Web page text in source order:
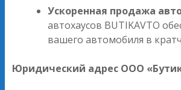
Ускоренная продажа
автохаусов BUTIKAVTO
вашего автомобиля в
Юридический адрес ООО